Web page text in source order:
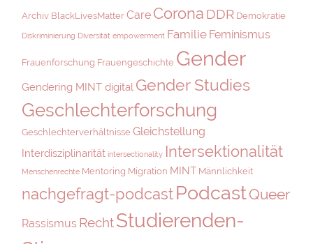
Archiv BlackLivesMatter Care Corona DDR Demokratie
Diskriminierung Diversität empowerment Familie Feminismus
Frauenforschung Frauengeschichte Gender
Gendering MINT digital Gender Studies
Geschlechterforschung
Geschlechterverhältnisse Gleichstellung
Interdisziplinarität intersectionality Intersektionalität
Menschenrechte Mentoring Migration MINT Männlichkeit
nachgefragt-podcastPodcastQueer
Rassismus RechtStudierenden-